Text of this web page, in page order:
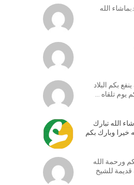
ماشاء الله
ينفع بكم البلاد
يوم تلقاه …
الله تبارك
خيرا وبارك بكم
ورحمة الله
قديمة للشيخ